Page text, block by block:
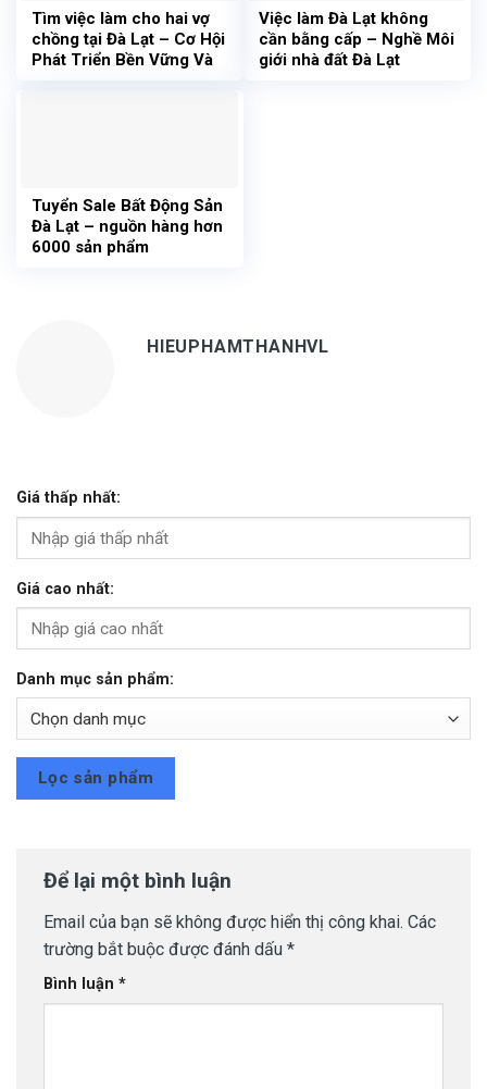
Tìm việc làm cho hai vợ
chồng tại Đà Lạt – Cơ Hội
Phát Triển Bền Vững Và
Việc làm Đà Lạt không
cần bằng cấp – Nghề Môi
giới nhà đất Đà Lạt
Tuyển Sale Bất Động Sản
Đà Lạt – nguồn hàng hơn
6000 sản phẩm
HIEUPHAMTHANHVL
Giá thấp nhất:
Giá cao nhất:
Danh mục sản phẩm:
Lọc sản phẩm
Để lại một bình luận
Email của bạn sẽ không được hiển thị công khai. Các
trường bắt buộc được đánh dấu *
Bình luận *